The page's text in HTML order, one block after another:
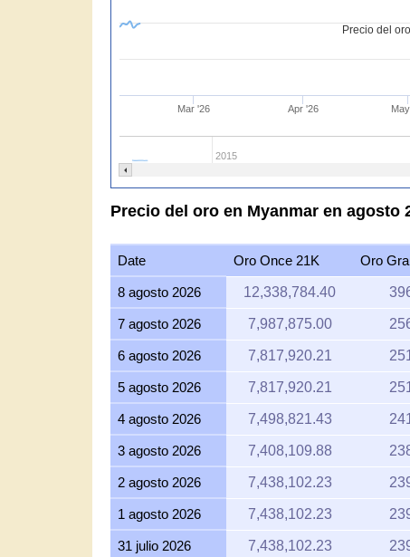
Precio del
Mar '26 Apr '26
2015
Precio del oro en Myanmar en agosto
Date Oro Once 21K Oro
8 agosto 2026 12,338,784.40
7 agosto 2026 7,987,875.00
6 agosto 2026 7,817,920.21
5 agosto 2026 7,817,920.21
4 agosto 2026 7,498,821.43
3 agosto 2026 7,408,109.88
2 agosto 2026 7,438,102.23
1 agosto 2026 7,438,102.23
31 julio 2026 7,438,102.23